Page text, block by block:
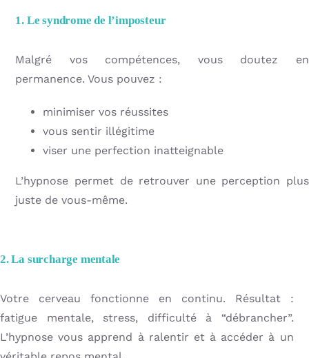
1. Le syndrome de l’imposteur
Malgré vos compétences, vous doutez en
permanence. Vous pouvez :
minimiser vos réussites
vous sentir illégitime
viser une perfection inatteignable
L’hypnose permet de retrouver une perception plus
juste de vous-même.
2. La surcharge mentale
Votre cerveau fonctionne en continu. Résultat :
fatigue mentale, stress, difficulté à “débrancher”.
L’hypnose vous apprend à ralentir et à accéder à un